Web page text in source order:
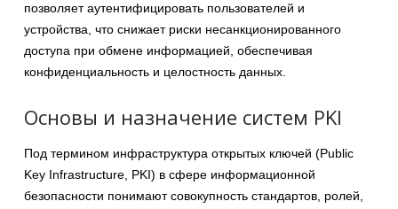
позволяет аутентифицировать пользователей и
устройства, что снижает риски несанкционированного
доступа при обмене информацией, обеспечивая
конфиденциальность и целостность данных.
Основы и назначение систем PKI
Под термином инфраструктура открытых ключей (Public
Key Infrastructure, PKI) в сфере информационной
безопасности понимают совокупность стандартов, ролей,